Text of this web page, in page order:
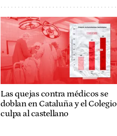
Las quejas contra médicos se
doblan en Cataluña y el Colegio
culpa al castellano